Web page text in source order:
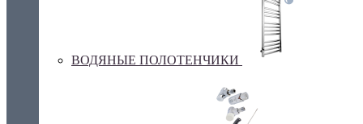
ВОДЯНЫЕ ПОЛОТЕНЧИКИ